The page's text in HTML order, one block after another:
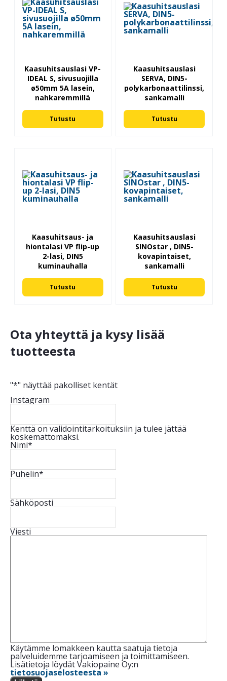
Kaasuhitsauslasi VP-
IDEAL S, sivusuojilla
ø50mm 5A lasein,
nahkaremmillä
Tutustu
Kaasuhitsauslasi
SERVA, DIN5-
polykarbonaattilinssi,
sankamalli
Tutustu
Kaasuhitsaus- ja
hiontalasi VP flip-up
2-lasi, DIN5
kuminauhalla
Tutustu
Kaasuhitsauslasi
SINOstar , DIN5-
kovapintaiset,
sankamalli
Tutustu
Ota yhteyttä ja kysy lisää
tuotteesta
"*" näyttää pakolliset kentät
Instagram
Kenttä on validointitarkoituksiin ja tulee jättää
koskemattomaksi.
Nimi*
Puhelin*
Sähköposti
Viesti
Käytämme lomakkeen kautta saatuja tietoja
palveluidemme tarjoamiseen ja toimittamiseen.
Lisätietoja löydät Vakiopaine Oy:n
tietosuojaselosteesta »